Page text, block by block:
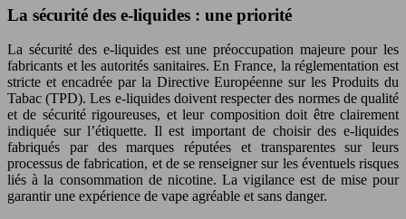
La sécurité des e-liquides : une priorité
La sécurité des e-liquides est une préoccupation majeure pour les
fabricants et les autorités sanitaires. En France, la réglementation est
stricte et encadrée par la Directive Européenne sur les Produits du
Tabac (TPD). Les e-liquides doivent respecter des normes de qualité
et de sécurité rigoureuses, et leur composition doit être clairement
indiquée sur l’étiquette. Il est important de choisir des e-liquides
fabriqués par des marques réputées et transparentes sur leurs
processus de fabrication, et de se renseigner sur les éventuels risques
liés à la consommation de nicotine. La vigilance est de mise pour
garantir une expérience de vape agréable et sans danger.